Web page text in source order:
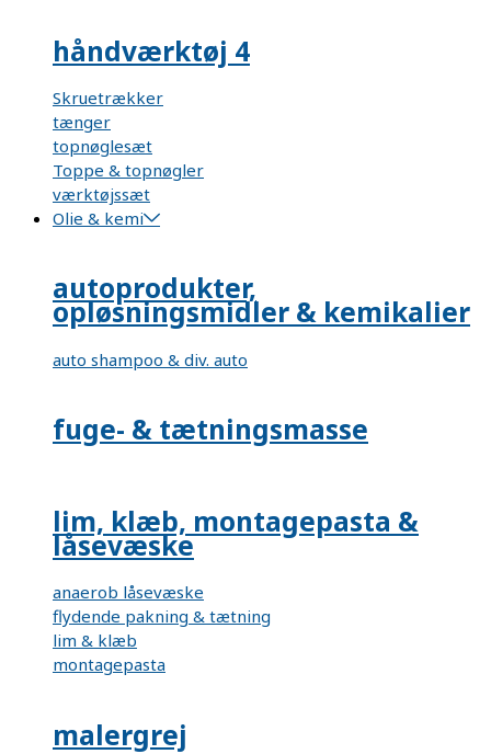
håndværktøj 4
Skruetrækker
tænger
topnøglesæt
Toppe & topnøgler
værktøjssæt
Olie & kemi
autoprodukter,
opløsningsmidler & kemikalier
auto shampoo & div. auto
fuge- & tætningsmasse
lim, klæb, montagepasta &
låsevæske
anaerob låsevæske
flydende pakning & tætning
lim & klæb
montagepasta
malergrej